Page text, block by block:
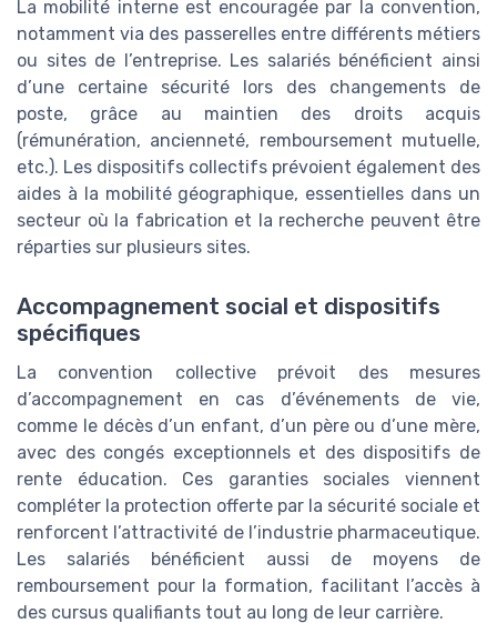
La mobilité interne est encouragée par la convention,
notamment via des passerelles entre différents métiers
ou sites de l’entreprise. Les salariés bénéficient ainsi
d’une certaine sécurité lors des changements de
poste, grâce au maintien des droits acquis
(rémunération, ancienneté, remboursement mutuelle,
etc.). Les dispositifs collectifs prévoient également des
aides à la mobilité géographique, essentielles dans un
secteur où la fabrication et la recherche peuvent être
réparties sur plusieurs sites.
Accompagnement social et dispositifs
spécifiques
La convention collective prévoit des mesures
d’accompagnement en cas d’événements de vie,
comme le décès d’un enfant, d’un père ou d’une mère,
avec des congés exceptionnels et des dispositifs de
rente éducation. Ces garanties sociales viennent
compléter la protection offerte par la sécurité sociale et
renforcent l’attractivité de l’industrie pharmaceutique.
Les salariés bénéficient aussi de moyens de
remboursement pour la formation, facilitant l’accès à
des cursus qualifiants tout au long de leur carrière.